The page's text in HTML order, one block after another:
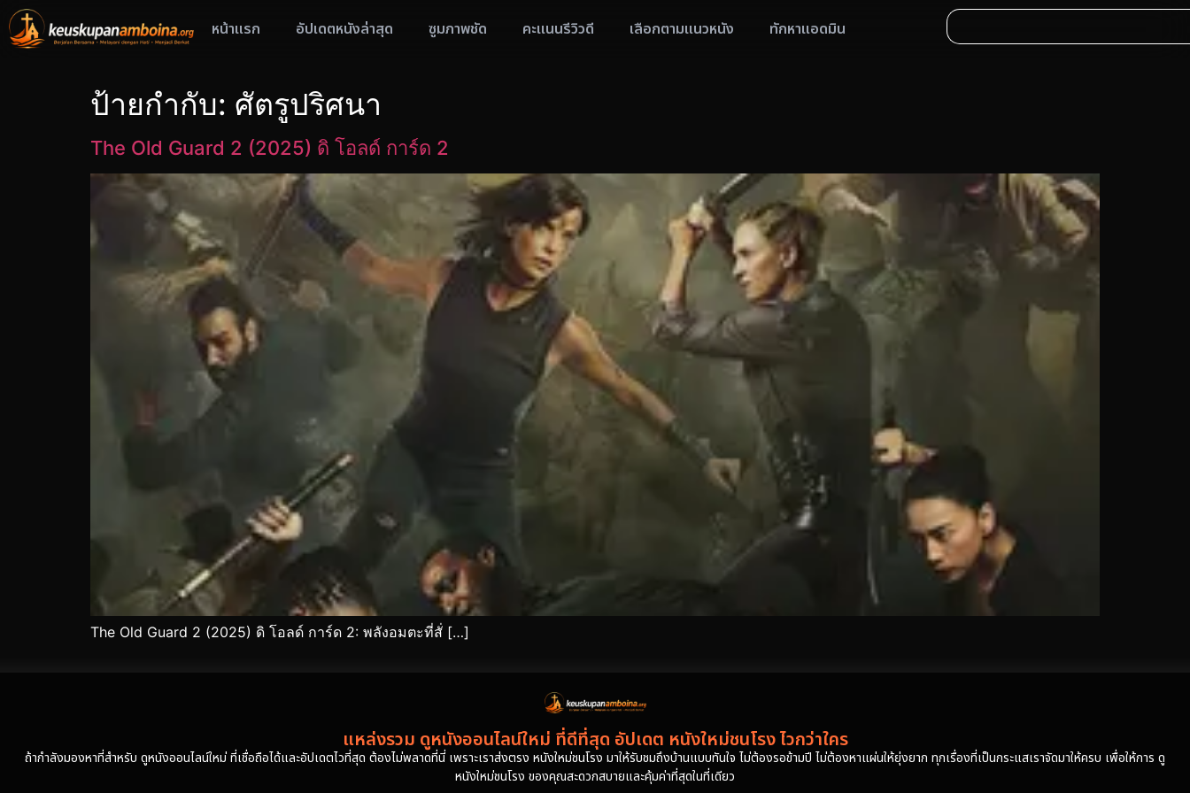
หน้าแรก อัปเดตหนังล่าสุด ซูมภาพชัด คะแนนรีวิวดี เลือกตามแนวหนัง ทักหาแอดมิน
ป้ายกำกับ: ศัตรูปริศนา
The Old Guard 2 (2025) ดิ โอลด์ การ์ด 2
The Old Guard 2 (2025) ดิ โอลด์ การ์ด 2: พลังอมตะที่สั่ […]
แหล่งรวม ดูหนังออนไลน์ใหม่ ที่ดีที่สุด อัปเดต หนังใหม่ชนโรง ไวกว่าใคร
ถ้ากำลังมองหาที่สำหรับ ดูหนังออนไลน์ใหม่ ที่เชื่อถือได้และอัปเดตไวที่สุด ต้องไม่พลาดที่นี่ เพราะเราส่งตรง หนังใหม่ชนโรง มาให้รับชมถึงบ้านแบบทันใจ ไม่ต้องรอข้ามปี ไม่ต้องหาแผ่นให้ยุ่งยาก ทุกเรื่องที่เป็นกระแสเราจัดมาให้ครบ เพื่อให้การ ดู
หนังใหม่ชนโรง ของคุณสะดวกสบายและคุ้มค่าที่สุดในที่เดียว